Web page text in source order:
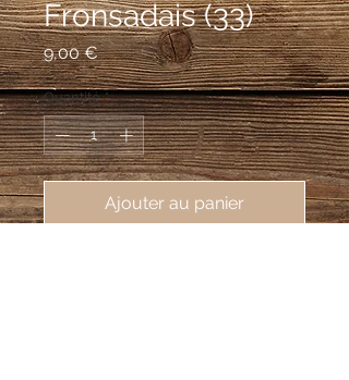
Fronsadais (33)
9,00 €Prix
Quantité *
Ajouter au panier